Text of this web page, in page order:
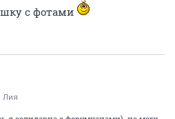
с фотами
Лия